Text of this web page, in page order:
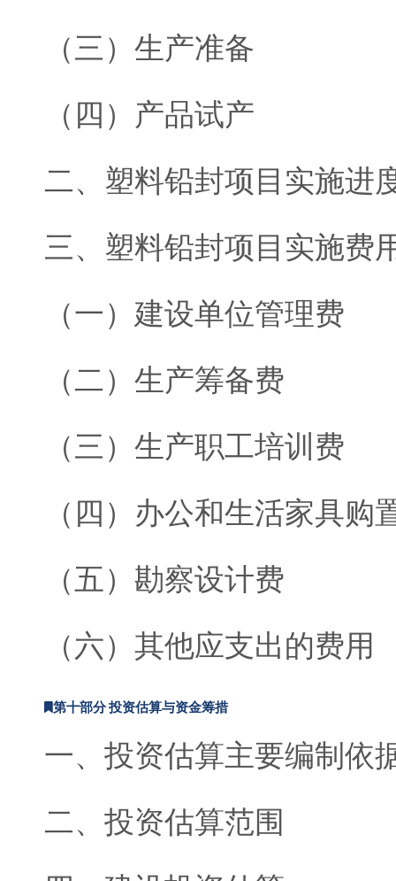
（三）生产准备
（四）产品试产
二、塑料铅封项目实施进
三、塑料铅封项目实施费
（一）建设单位管理费
（二）生产筹备费
（三）生产职工培训费
（四）办公和生活家具购
（五）勘察设计费
（六）其他应支出的费用
第十部分 投资估算与资金筹措
一、投资估算主要编制依
二、投资估算范围